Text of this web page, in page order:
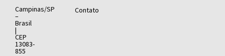
Campinas/SP
–
Brasil
|
CEP
13083-
855
Contato